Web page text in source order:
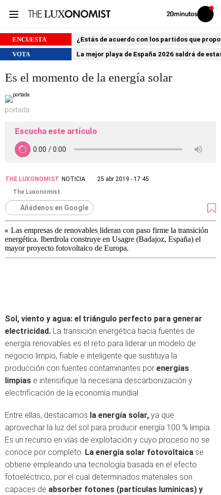
Volver
Iniciar
sesión
ENCUESTA
¿Estás de acuerdo con los partidos que
VOTA
La mejor playa de España 2026 saldrá de
Es el momento de la energía solar
portada
Escucha este artículo
THE LUXONOMIST NOTICIA
25 abr 2019 - 17:45
The Luxonomist
Añádenos en Google
Las empresas de renovables lideran con paso firme la transición
energética. Iberdrola construye en Usagre (Badajoz, España) el
mayor proyecto fotovoltaico de Europa.
Sol, viento y agua: el triángulo perfecto para generar
electricidad. La transición energética hacia fuentes de
energía renovables es el reto para liderar un modelo de
negocio limpio, fiable e inteligente que sustituya la
producción con fuentes contaminantes por energías
limpias e intensifique la necesaria descarbonización y
electrificación de la economía mundial.
Entre ellas, destacamos la energía solar, ya que
aprovechar la luz del sol para producir energía 100 % limpia.
Es un recurso en vías de explotación y cuyo proceso no se
conoce por completo. La energía solar fotovoltaica se
obtiene empleando una tecnología basada en el efecto
fotoeléctrico, por el cual determinados materiales son
capaces de absorber fotones (partículas lumínicas) y